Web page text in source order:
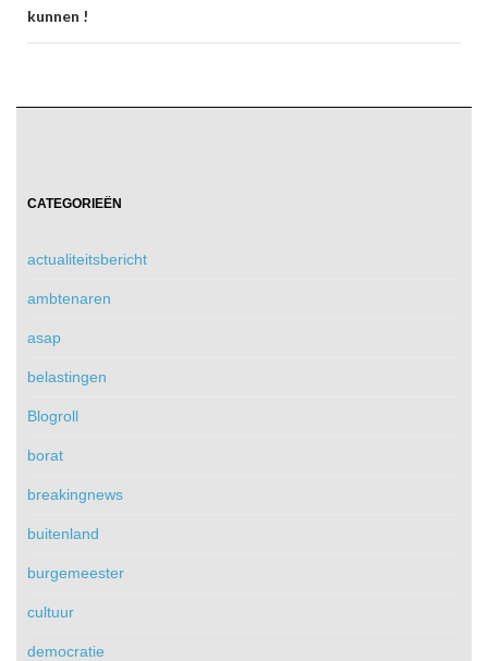
kunnen !
CATEGORIEËN
actualiteitsbericht
ambtenaren
asap
belastingen
Blogroll
borat
breakingnews
buitenland
burgemeester
cultuur
democratie